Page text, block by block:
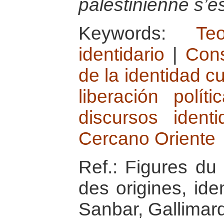
palestinienne
Keywords:
identidario
de la identidad
liberación
discursos
Cercano Oriente
Ref.: Figures
des origines,
Sanbar,